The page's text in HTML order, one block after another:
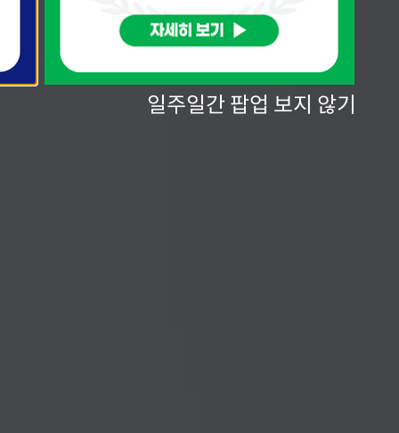
일주일간 팝업 보지 않기